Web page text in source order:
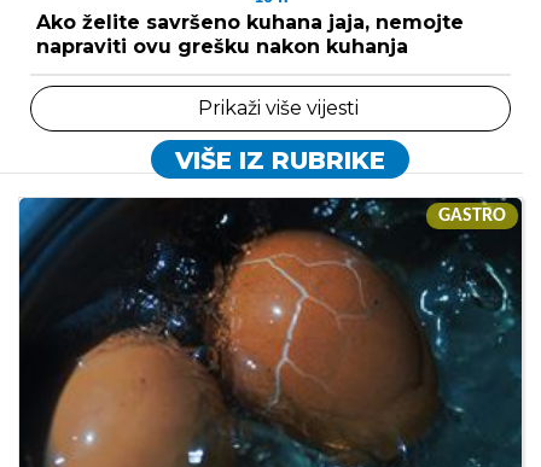
Ako želite savršeno kuhana jaja, nemojte
napraviti ovu grešku nakon kuhanja
Prikaži više vijesti
VIŠE IZ RUBRIKE
GASTRO